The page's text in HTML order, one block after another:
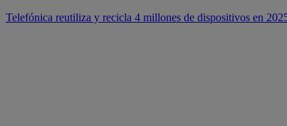
Telefónica reutiliza y recicla 4 millones de dispositivos en